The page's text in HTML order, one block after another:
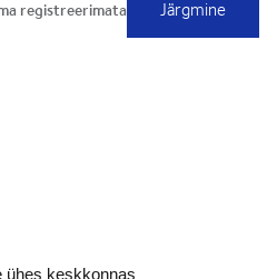
ühes keskkonnas